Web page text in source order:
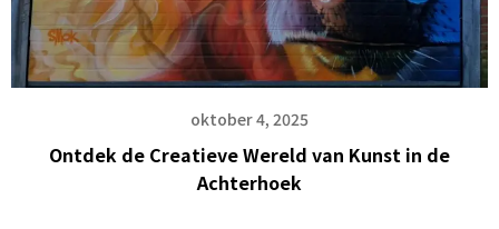
oktober 4, 2025
Ontdek de Creatieve Wereld van Kunst in de
Achterhoek